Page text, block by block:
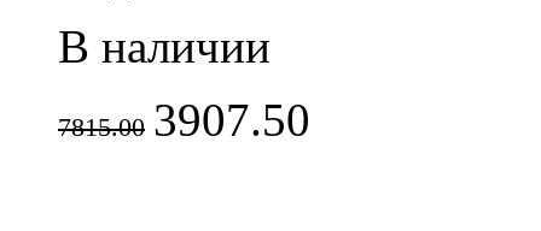
В наличии
7815.00 3907.50